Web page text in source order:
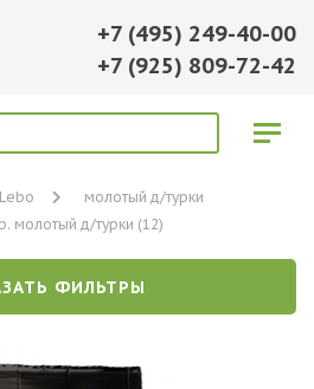
+7 (495) 249-40-00
+7 (925) 809-72-42
Lebo
молотый д/турки
молотый д/турки (12)
ФИЛЬТРЫ